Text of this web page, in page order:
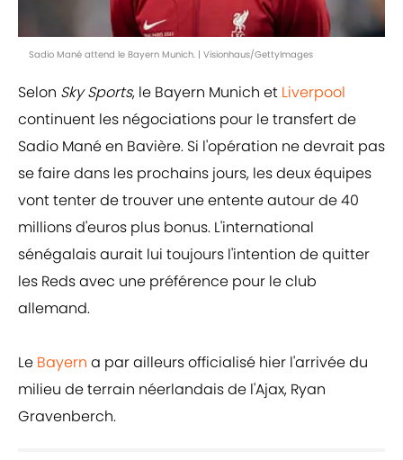
Sadio Mané attend le Bayern Munich. | Visionhaus/GettyImages
Selon Sky Sports, le Bayern Munich et Liverpool
continuent les négociations pour le transfert de
Sadio Mané en Bavière. Si l'opération ne devrait pas
se faire dans les prochains jours, les deux équipes
vont tenter de trouver une entente autour de 40
millions d'euros plus bonus. L'international
sénégalais aurait lui toujours l'intention de quitter
les Reds avec une préférence pour le club
allemand.
Le Bayern a par ailleurs officialisé hier l'arrivée du
milieu de terrain néerlandais de l'Ajax, Ryan
Gravenberch.